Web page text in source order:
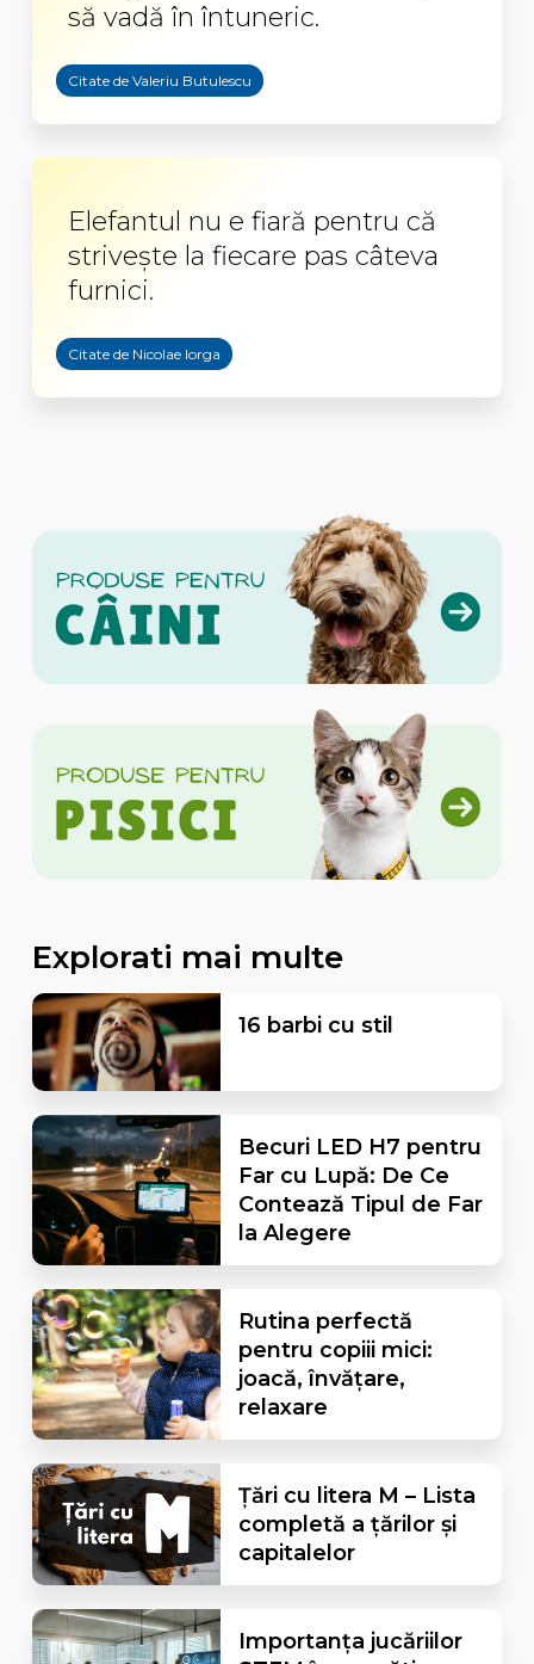
să vadă în întuneric.
Citate de Valeriu Butulescu
Elefantul nu e fiară pentru că
striveşte la fiecare pas câteva
furnici.
Citate de Nicolae Iorga
Explorati mai multe
16 barbi cu stil
Becuri LED H7 pentru
Far cu Lupă: De Ce
Contează Tipul de Far
la Alegere
Rutina perfectă
pentru copiii mici:
joacă, învățare,
relaxare
Țări cu litera M – Lista
completă a țărilor și
capitalelor
Importanța jucăriilor